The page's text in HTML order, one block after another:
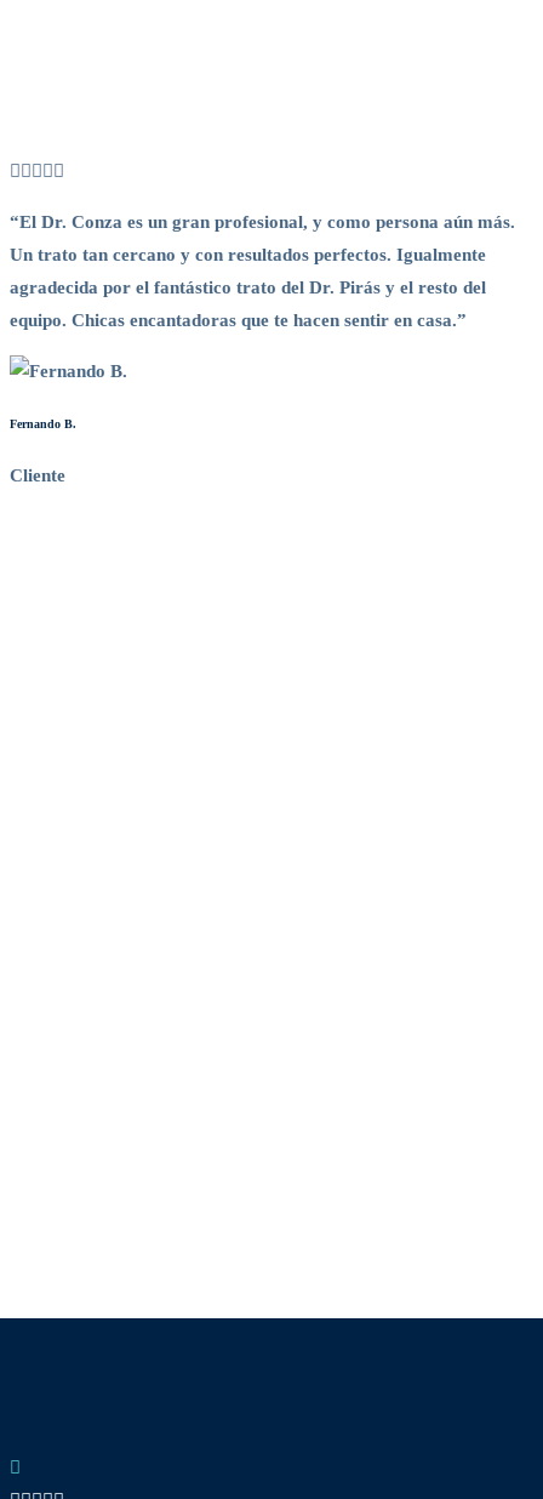
“El Dr. Conza es un gran profesional, y como persona aún más.
Un trato tan cercano y con resultados perfectos. Igualmente
agradecida por el fantástico trato del Dr. Pirás y el resto del
equipo. Chicas encantadoras que te hacen sentir en casa.”
Fernando B.
Cliente